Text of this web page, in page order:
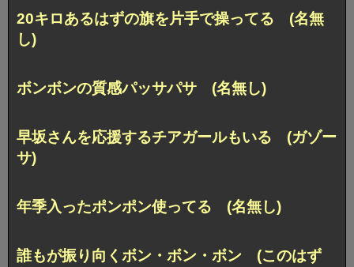
20キロあるはずの旗を片手で操ってる (名無
し)
ボンボンの質感パッサパサ (名無し)
早坂さんを応援するチアガールもいる (ガゾー
サ)
年季入ったポンポン使ってる (名無し)
誰もが振り向くボン・ボン・ボン (このはず